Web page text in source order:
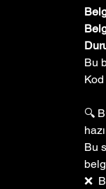
Bu
Kod
🔍
Bu
❌